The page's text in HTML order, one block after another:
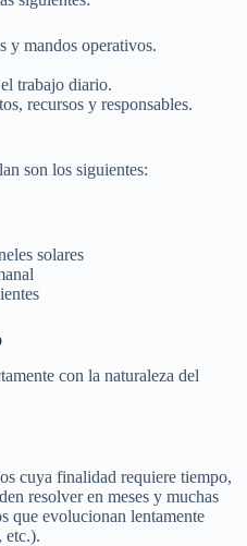
y mandos operativos.
trabajo diario.
recursos y responsables.
son los siguientes:
solares
con la naturaleza del
cuya finalidad requiere tiempo,
resolver en meses y muchas
que evolucionan lentamente
etc.).